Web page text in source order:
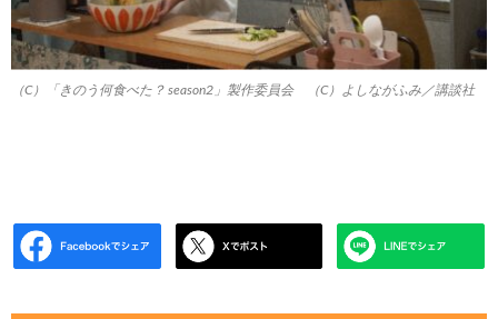
（C）「きのう何食べた？ season2」製作委員会 （C）よしながふみ／講談社